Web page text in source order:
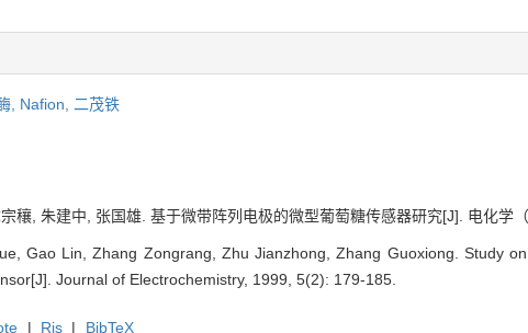
, Nafion, 二茂铁
穰, 朱建中, 张国雄. 基于微带阵列电极的微型葡萄糖传感器研究[J]. 电化学
Gao Lin, Zhang Zongrang, Zhu Jianzhong, Zhang Guoxiong. Study
Journal of Electrochemistry, 1999, 5(2): 179-185.
| Ris | BibTeX